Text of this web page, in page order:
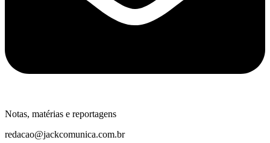
Notas, matérias e reportagens
redacao@jackcomunica.com.br